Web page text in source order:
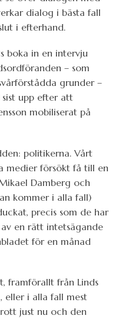
dialog i bästa fall
i efterhand.
boka in en intervju
– som
grunder –
upp efter att
mobiliserat på
politikerna. Vårt
medier försökt få till en
Damberg och
kommer i alla fall)
precis som de har
en rätt intetsägande
för en månad
framförallt från Linds
eller i alla fall mest
just nu och den